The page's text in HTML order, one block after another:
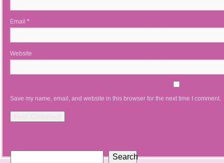
Email *
Website
Save my name, email, and website in this browser for the next time I comment.
Search